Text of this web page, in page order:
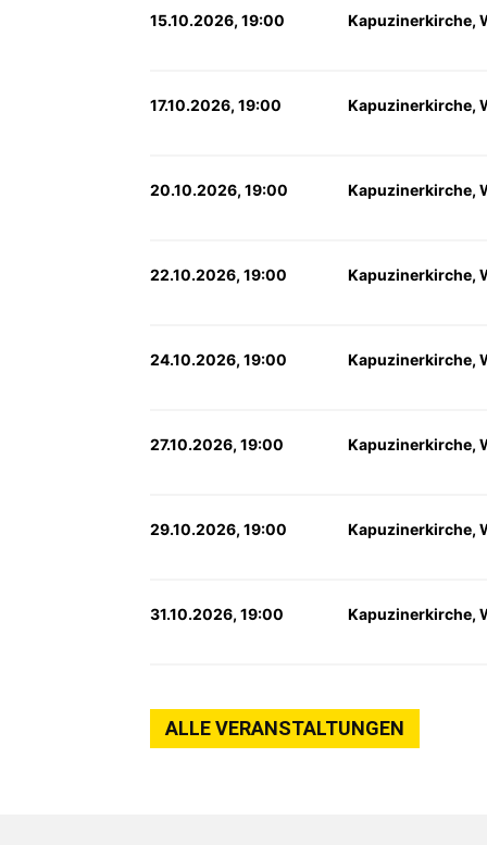
15.10.2026, 19:00 Kapuzinerkirche,
17.10.2026, 19:00 Kapuzinerkirche,
20.10.2026, 19:00 Kapuzinerkirche,
22.10.2026, 19:00 Kapuzinerkirche,
24.10.2026, 19:00 Kapuzinerkirche,
27.10.2026, 19:00 Kapuzinerkirche,
29.10.2026, 19:00 Kapuzinerkirche,
31.10.2026, 19:00 Kapuzinerkirche,
ALLE VERANSTALTUNGEN